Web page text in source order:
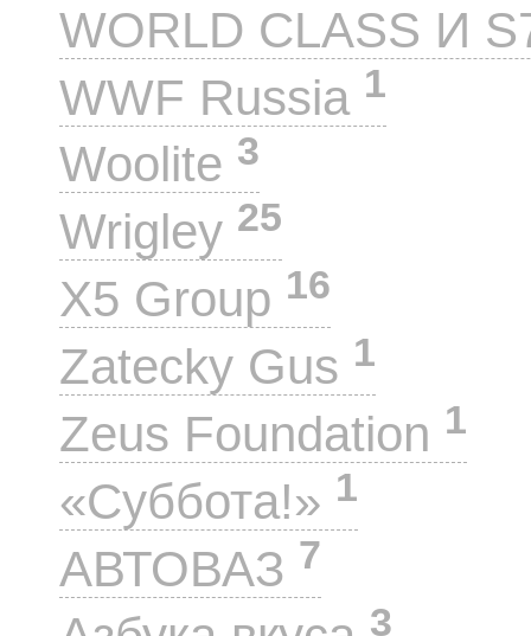
WORLD CLASS И
WWF Russia 1
Woolite 3
Wrigley 25
X5 Group 16
Zatecky Gus 1
Zeus Foundation 1
«Суббота!» 1
АВТОВАЗ 7
3